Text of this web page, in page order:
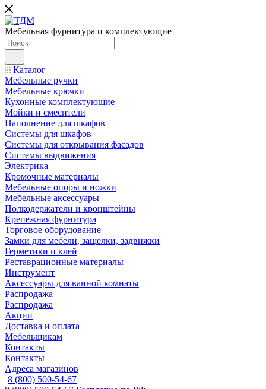
Мебельная фурнитура и комплектующие
Каталог
Мебельные ручки
Мебельные крючки
Кухонные комплектующие
Мойки и смесители
Наполнение для шкафов
Cистемы для шкафов
Системы для открывания фасадов
Системы выдвижения
Электрика
Кромочные материалы
Мебельные опоры и ножки
Мебельные аксессуары
Полкодержатели и кронштейны
Крепежная фурнитура
Торговое оборудование
Замки для мебели, защелки, задвижки
Герметики и клей
Реставрационные материалы
Инструмент
Аксессуары для ванной комнаты
Распродажа
Распродажа
Акции
Доставка и оплата
Мебельщикам
Контакты
Контакты
Адреса магазинов
8 (800) 500-54-67